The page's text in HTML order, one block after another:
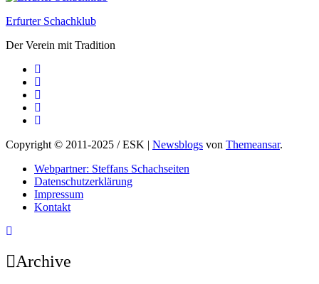
Erfurter Schachklub
Der Verein mit Tradition
Copyright © 2011-2025 / ESK | Newsblogs von Themeansar.
Webpartner: Steffans Schachseiten
Datenschutzerklärung
Impressum
Kontakt
Archive